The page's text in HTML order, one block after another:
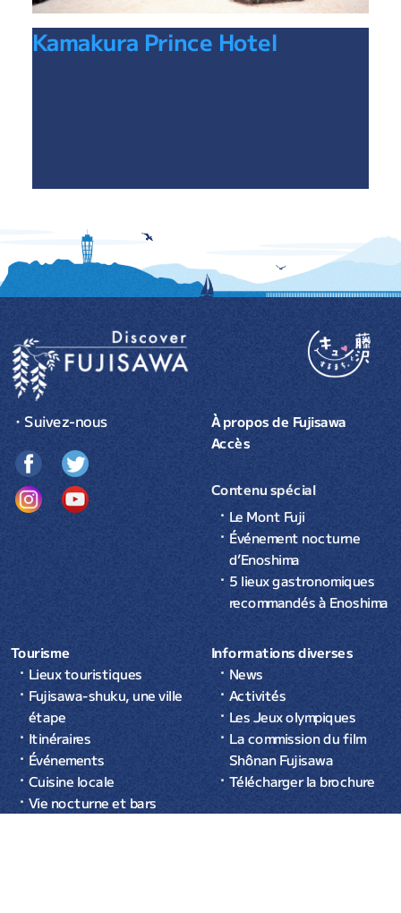
Kamakura Prince Hotel
À propos de Fujisawa
Accès
Contenu spécial
Le Mont Fuji
Événement nocturne
d’Enoshima
5 lieux gastronomiques
recommandés à Enoshima
Tourisme
Lieux touristiques
Fujisawa-shuku, une ville
étape
Itinéraires
Événements
Cuisine locale
Vie nocturne et bars
Informations diverses
News
Activités
Les Jeux olympiques
La commission du film
Shônan Fujisawa
Télécharger la brochure
・Suivez-nous